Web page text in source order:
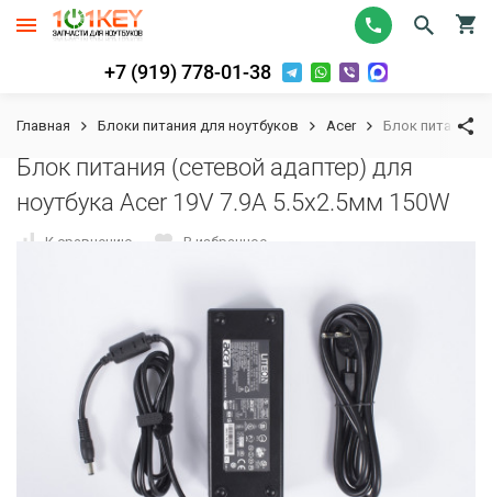
+7 (919) 778-01-38
Главная Блоки питания для ноутбуков Acer Блок питания
Блок питания (сетевой адаптер) для
ноутбука Acer 19V 7.9A 5.5x2.5мм 150W
К сравнению В избранное